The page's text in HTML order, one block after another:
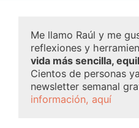
Me llamo Raúl y me
reflexiones y
vida más sencilla,
Cientos de personas
newsletter semanal
información, aquí